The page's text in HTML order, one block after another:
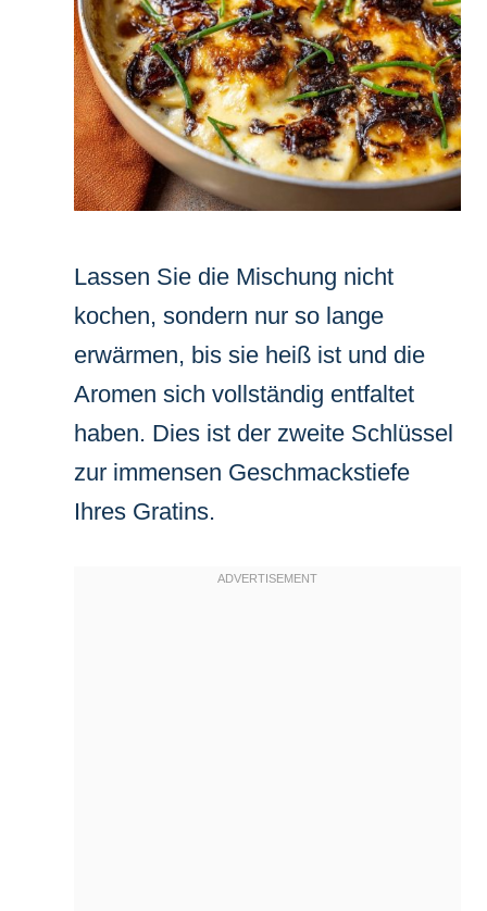
Lassen Sie die Mischung nicht
kochen, sondern nur so lange
erwärmen, bis sie heiß ist und die
Aromen sich vollständig entfaltet
haben. Dies ist der zweite Schlüssel
zur immensen Geschmackstiefe
Ihres Gratins.